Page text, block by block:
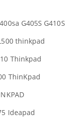
G405S G410S
thinkpad
Thinkpad
ThinKpad
Ideapad